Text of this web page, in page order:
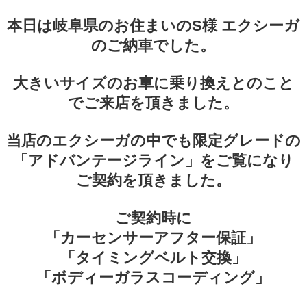
本日は岐阜県のお住まいのS様 エクシーガ
のご納車でした。
大きいサイズのお車に乗り換えとのこと
でご来店を頂きました。
当店のエクシーガの中でも限定グレードの
「アドバンテージライン」をご覧になり
ご契約を頂きました。
ご契約時に
「カーセンサーアフター保証」
「タイミングベルト交換」
「ボディーガラスコーディング」